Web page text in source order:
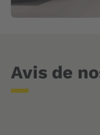
Avis de